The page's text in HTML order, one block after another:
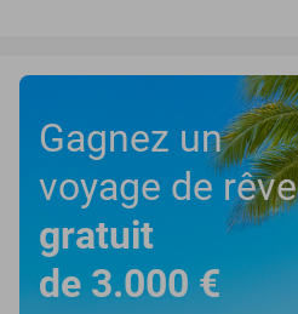
Gagnez un
voyage de rêve
gratuit
de 3.000 €